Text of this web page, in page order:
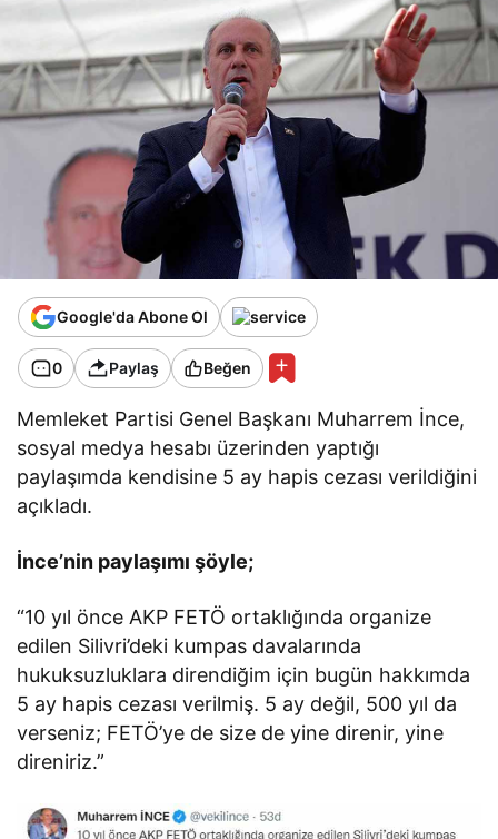
Google'da Abone Ol
0 Paylaş Beğen
Memleket Partisi Genel Başkanı Muharrem İnce,
sosyal medya hesabı üzerinden yaptığı
paylaşımda kendisine 5 ay hapis cezası verildiğini
açıkladı.
İnce’nin paylaşımı şöyle;
“10 yıl önce AKP FETÖ ortaklığında organize
edilen Silivri’deki kumpas davalarında
hukuksuzluklara direndiğim için bugün hakkımda
5 ay hapis cezası verilmiş. 5 ay değil, 500 yıl da
verseniz; FETÖ’ye de size de yine direnir, yine
direniriz.”